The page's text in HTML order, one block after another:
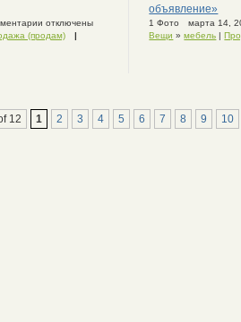
отключены
(продам)
|
объявление»
1 Фото
марта 14,
Вещи »мебель |
12 1 2 3 4 5 6 7 8 9 10